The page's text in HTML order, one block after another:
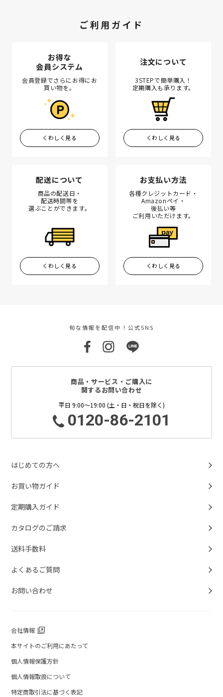
ご利用ガイド
お得な
会員システム
会員登録でさらにお得にお
買い物を。
くわしく見る
注文について
3STEPで簡単購入！
定期購入も承ります。
くわしく見る
配送について
商品の配送日・
配送時間帯を
選ぶことができます。
くわしく見る
お支払い方法
各種クレジットカード・
Amazonペイ・
後払い等
ご利用いただけます。
くわしく見る
旬な情報を配信中！公式SNS
商品・サービス・ご購入に
関するお問い合わせ
平日 9:00～19:00 (土・日・祝日を除く)
0120-86-2101
はじめての方へ
お買い物ガイド
定期購入ガイド
カタログのご請求
送料手数料
よくあるご質問
お問い合わせ
会社情報
本サイトのご利用にあたって
個人情報保護方針
個人情報取扱について
特定商取引法に基づく表記